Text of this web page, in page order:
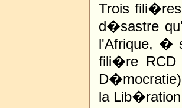
Trois
d�sastre
l'Afrique, �
fili�re RCD
la